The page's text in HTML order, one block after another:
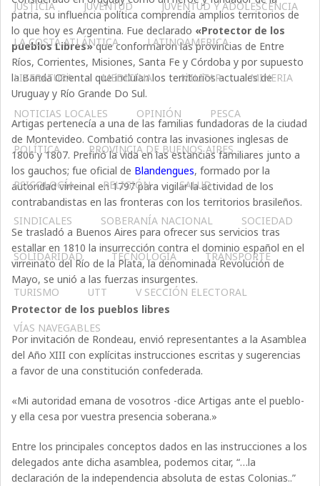
JUSTICIA JUVENTUD JUVENTUD Y ADOLESCENCIA
LA COSTA ATLÁNTICA LATINOAMERICA
LITERATURA MEDICINA MILITAR MINERIA
NOTICIAS LOCALES OPINIÓN PESCA
POLÍTICA PROVINCIA DE BUENOS AIRES
PSICOLOGÍA RELIGIÓN SALUD
SINDICALES SOBERANÍA NACIONAL SOCIEDAD
SOLIDARIDAD TECNOLOGÍA TRANSPORTE
TURISMO UTT V SECCIÓN ELECTORAL
VÍAS NAVEGABLES
patria, su influencia política comprendía amplios territorios de
lo que hoy es Argentina. Fue declarado «Protector de los
pueblos Libres»que conformaron las provincias de Entre
Ríos, Corrientes, Misiones, Santa Fe y Córdoba y por supuesto
la Banda Oriental que incluían los territorios actuales de
Uruguay y Río Grande Do Sul.
Artigas pertenecía a una de las familias fundadoras de la ciudad
de Montevideo. Combatió contra las invasiones inglesas de
1806 y 1807. Prefirió la vida en las estancias familiares junto a
los gauchos; fue oficial de Blandengues, formado por la
autoridad virreinal en 1797 para vigilar la actividad de los
contrabandistas en las fronteras con los territorios brasileños.
Se trasladó a Buenos Aires para ofrecer sus servicios tras
estallar en 1810 la insurrección contra el dominio español en el
virreinato del Río de la Plata, la denominada Revolución de
Mayo, se unió a las fuerzas insurgentes.
Protector de los pueblos libres
Por invitación de Rondeau, envió representantes a la Asamblea
del Año XIII con explícitas instrucciones escritas y sugerencias
a favor de una constitución confederada.
«Mi autoridad emana de vosotros -dice Artigas ante el pueblo-
y ella cesa por vuestra presencia soberana.»
Entre los principales conceptos dados en las instrucciones a los
delegados ante dicha asamblea, podemos citar, “…la
declaración de la independencia absoluta de estas Colonias..”